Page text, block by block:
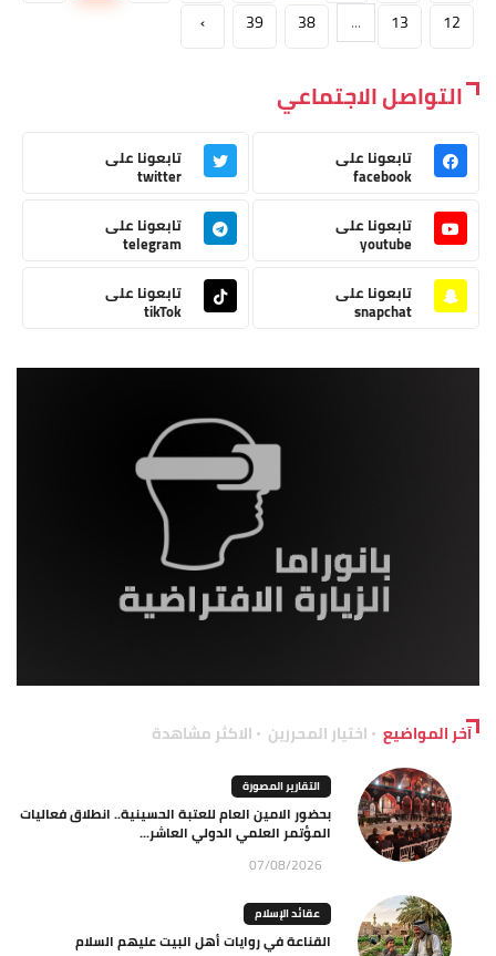
12
13
...
38
39
›
التواصل الاجتماعي
تابعونا على
facebook
تابعونا على
twitter
تابعونا على
youtube
تابعونا على
telegram
تابعونا على
snapchat
تابعونا على
tikTok
آخر المواضيع اختيار المحررين الاكثر مشاهدة
التقارير المصورة
بحضور الامين العام للعتبة الحسينية.. انطلاق فعاليات
المؤتمر العلمي الدولي العاشر...
07/08/2026
عقائد الإسلام
القناعة في روايات أهل البيت عليهم السلام